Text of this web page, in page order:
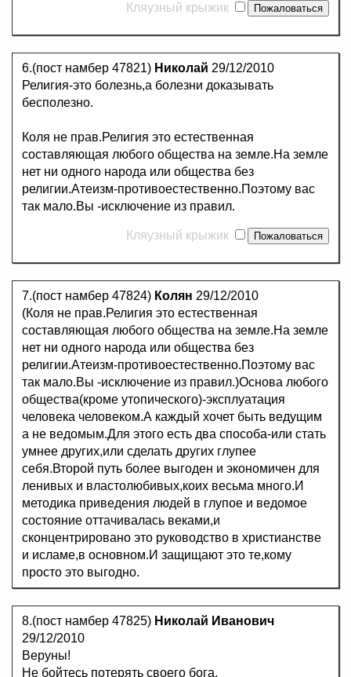
Кляузный крыжик
6.(пост намбер 47821) Николай 29/12/2010
Религия-это болезнь,а болезни доказывать
бесполезно.
Коля не прав.Религия это естественная
составляющая любого общества на земле.На земле
нет ни одного народа или общества без
религии.Атеизм-противоестественно.Поэтому вас
так мало.Вы -исключение из правил.
Кляузный крыжик
7.(пост намбер 47824) Колян 29/12/2010
(Коля не прав.Религия это естественная
составляющая любого общества на земле.На земле
нет ни одного народа или общества без
религии.Атеизм-противоестественно.Поэтому вас
так мало.Вы -исключение из правил.)Основа любого
общества(кроме утопического)-эксплуатация
человека человеком.А каждый хочет быть ведущим
а не ведомым.Для этого есть два способа-или стать
умнее других,или сделать других глупее
себя.Второй путь более выгоден и экономичен для
ленивых и властолюбивых,коих весьма много.И
методика приведения людей в глупое и ведомое
состояние оттачивалась веками,и
сконцентрировано это руководство в христианстве
и исламе,в основном.И защищают это те,кому
просто это выгодно.
8.(пост намбер 47825) Николай Иванович
29/12/2010
Веруны!
Не бойтесь потерять своего бога.